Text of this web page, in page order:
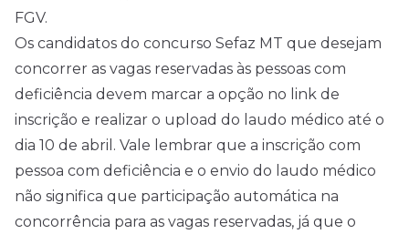
FGV.
Os candidatos do concurso Sefaz MT que desejam
concorrer as vagas reservadas às pessoas com
deficiência devem marcar a opção no link de
inscrição e realizar o upload do laudo médico até o
dia 10 de abril. Vale lembrar que a inscrição com
pessoa com deficiência e o envio do laudo médico
não significa que participação automática na
concorrência para as vagas reservadas, já que o